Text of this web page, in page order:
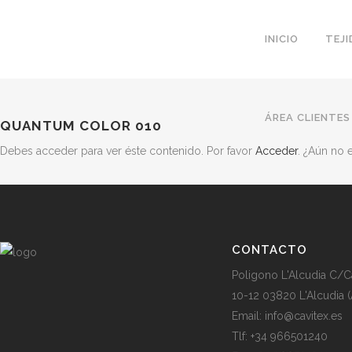
INICIO
ÁREA CLIENTES
QUANTUM COLOR 010
Debes acceder para ver éste contenido. Por favor Acceder. ¿Aún no
CONTACTO
Poligono L'Alcudia C/
10-12 03820 L'Alcudia
Email: info@cavitex.es
Tlf: +34 966501240